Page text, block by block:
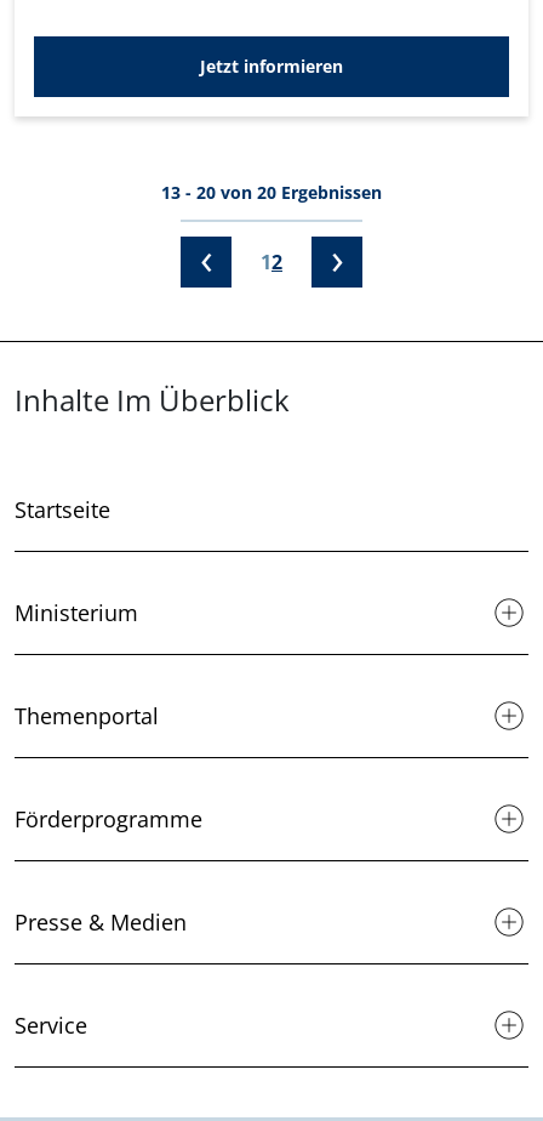
Jetzt informieren
Seitennummerierung
13 - 20 von 20 Ergebnissen
Vorherige Seite
‹ Seite
1Seite
2 Nächste
›
Überblick: Inhalte
Inhalte Im Überblick
Startseite
Ministerium
Themenportal
Förderprogramme
Presse & Medien
Service